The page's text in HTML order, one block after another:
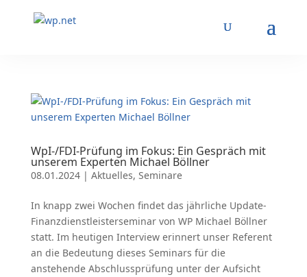
WpI-/FDI-Prüfung im Fokus: Ein Gespräch mit
unserem Experten Michael Böllner
08.01.2024| Aktuelles, Seminare
In knapp zwei Wochen findet das jährliche Update-
Finanzdienstleisterseminar von WP Michael Böllner
statt. Im heutigen Interview erinnert unser Referent
an die Bedeutung dieses Seminars für die
anstehende Abschlussprüfung unter der Aufsicht